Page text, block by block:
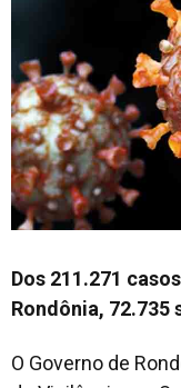
Dos 211.271
Rondônia, 72.735
O Governo de